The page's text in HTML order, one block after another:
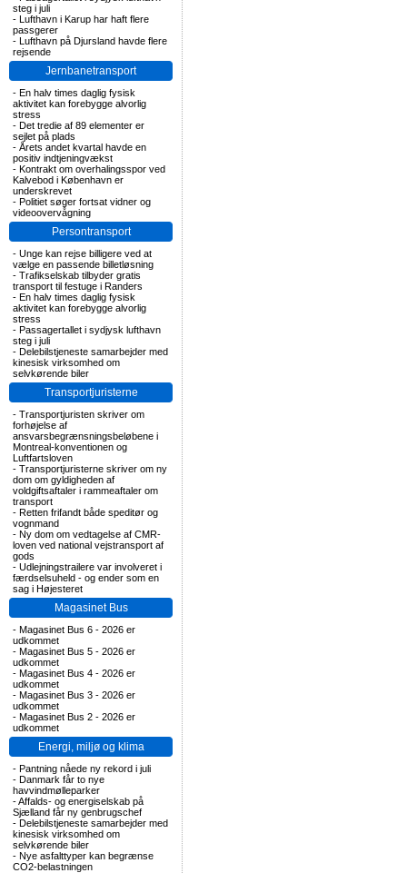
steg i juli
- Lufthavn i Karup har haft flere
passgerer
- Lufthavn på Djursland havde flere
rejsende
Jernbanetransport
- En halv times daglig fysisk
aktivitet kan forebygge alvorlig
stress
- Det tredie af 89 elementer er
sejlet på plads
- Årets andet kvartal havde en
positiv indtjeningvækst
- Kontrakt om overhalingsspor ved
Kalvebod i København er
underskrevet
- Politiet søger fortsat vidner og
videoovervågning
Persontransport
- Unge kan rejse billigere ved at
vælge en passende billetløsning
- Trafikselskab tilbyder gratis
transport til festuge i Randers
- En halv times daglig fysisk
aktivitet kan forebygge alvorlig
stress
- Passagertallet i sydjysk lufthavn
steg i juli
- Delebilstjeneste samarbejder med
kinesisk virksomhed om
selvkørende biler
Transportjuristerne
- Transportjuristen skriver om
forhøjelse af
ansvarsbegrænsningsbeløbene i
Montreal-konventionen og
Luftfartsloven
- Transportjuristerne skriver om ny
dom om gyldigheden af
voldgiftsaftaler i rammeaftaler om
transport
- Retten frifandt både speditør og
vognmand
- Ny dom om vedtagelse af CMR-
loven ved national vejstransport af
gods
- Udlejningstrailere var involveret i
færdselsuheld - og ender som en
sag i Højesteret
Magasinet Bus
- Magasinet Bus 6 - 2026 er
udkommet
- Magasinet Bus 5 - 2026 er
udkommet
- Magasinet Bus 4 - 2026 er
udkommet
- Magasinet Bus 3 - 2026 er
udkommet
- Magasinet Bus 2 - 2026 er
udkommet
Energi, miljø og klima
- Pantning nåede ny rekord i juli
- Danmark får to nye
havvindmølleparker
-Affalds- og energiselskab på
Sjælland får ny genbrugschef
- Delebilstjeneste samarbejder med
kinesisk virksomhed om
selvkørende biler
- Nye asfalttyper kan begrænse
CO2-belastningen